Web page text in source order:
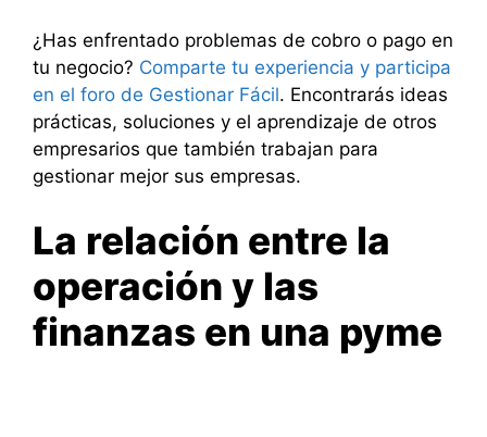
¿Has enfrentado problemas de cobro o pago en
tu negocio? Comparte tu experiencia y participa
en el foro de Gestionar Fácil. Encontrarás ideas
prácticas, soluciones y el aprendizaje de otros
empresarios que también trabajan para
gestionar mejor sus empresas.
La relación entre la
operación y las
finanzas en una pyme